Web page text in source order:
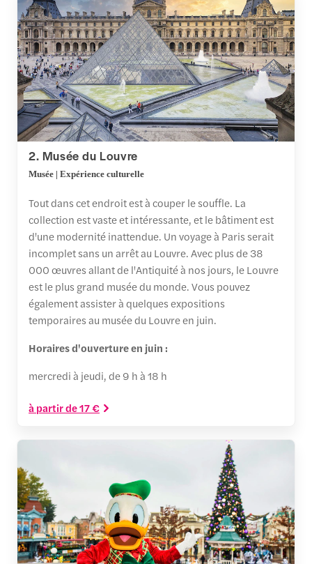
2. Musée du Louvre
Musée | Expérience culturelle
Tout dans cet endroit est à couper le souffle. La
collection est vaste et intéressante, et le bâtiment est
d'une modernité inattendue. Un voyage à Paris serait
incomplet sans un arrêt au Louvre. Avec plus de 38
000 œuvres allant de l'Antiquité à nos jours, le Louvre
est le plus grand musée du monde. Vous pouvez
également assister à quelques expositions
temporaires au musée du Louvre en juin.
Horaires d'ouverture en juin :
mercredi à jeudi, de 9 h à 18 h
à partir de 17 €